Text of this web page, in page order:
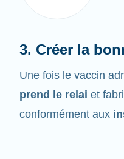
Une fois le vaccin
prend le relaiet
conformément aux